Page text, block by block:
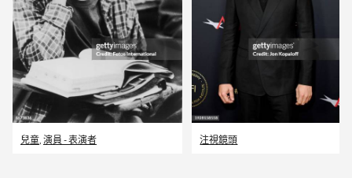
兒童, 演員 - 表演者 注視鏡頭